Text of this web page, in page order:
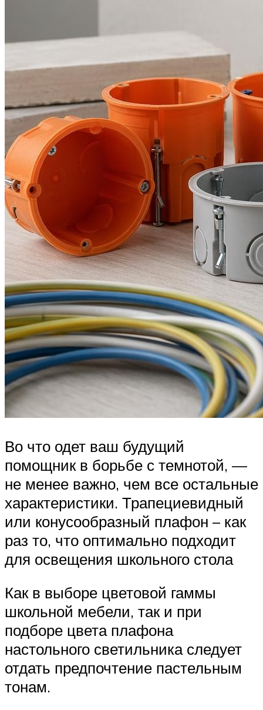
Во что одет ваш будущий
помощник в борьбе с темнотой, —
не менее важно, чем все остальные
характеристики. Трапециевидный
или конусообразный плафон – как
раз то, что оптимально подходит
для освещения школьного стола
Как в выборе цветовой гаммы
школьной мебели, так и при
подборе цвета плафона
настольного светильника следует
отдать предпочтение пастельным
тонам.